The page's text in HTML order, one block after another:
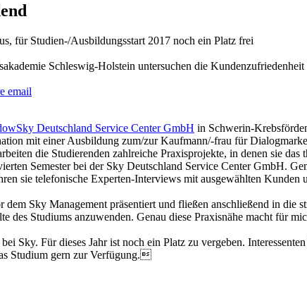
für Studien-/Ausbildungsstart 2017 noch ein Platz frei
Schleswig-Holstein untersuchen die
Sky Deutschland Service Center GmbH in Schwerin-
mit einer Ausbildung zum/zur Kaufmann/-frau für
die Studierenden zahlreiche Praxisprojekte, in denen sie
Semester bei der Sky Deutschland Service Center GmbH.
sie telefonische Experten-Interviews mit ausgewählten
dem Sky Management präsentiert und fließen anschließend in
des Studiums anzuwenden. Genau diese Praxisnähe macht für
Sky. Für dieses Jahr ist noch ein Platz zu vergeben.
Studium gern zur Verfügung.